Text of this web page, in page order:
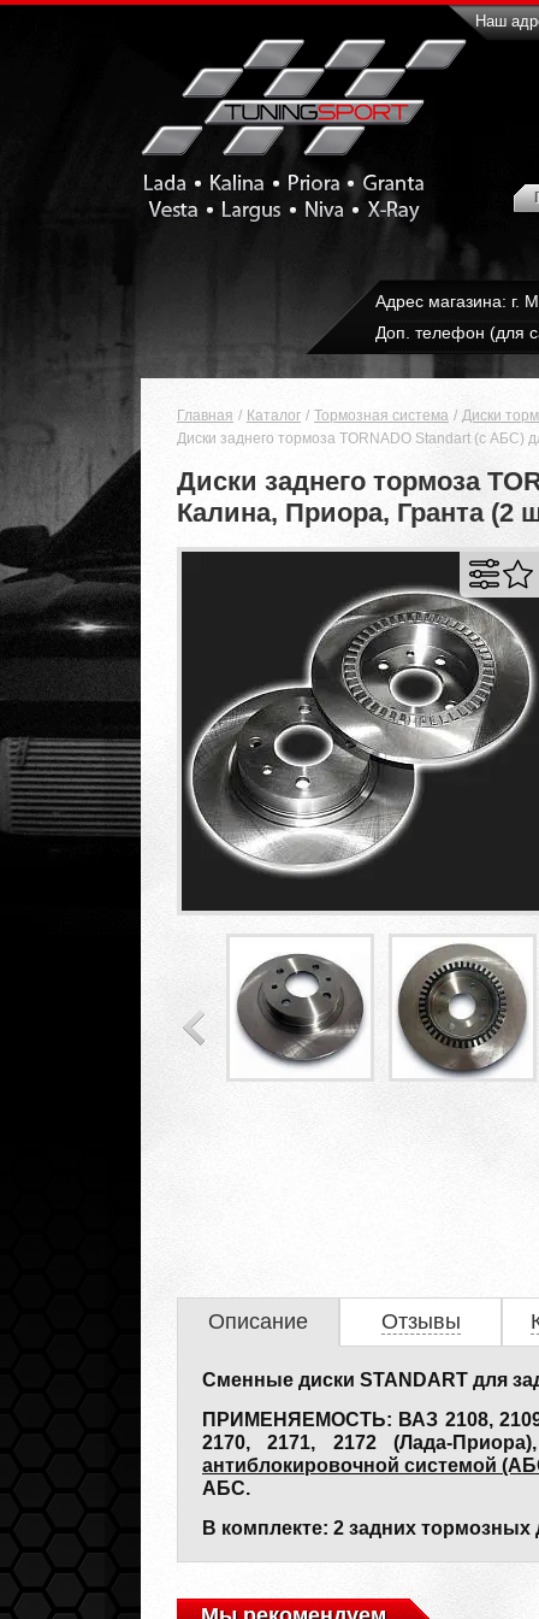
Наш
Адрес магазина: г.
Доп. телефон (для
Главная Каталог Тормозная система
Диски
Диски заднего тормоза TORNADO Standart (с АБС)
Диски заднего тормоза
Калина, Приора, Гранта (2
Описание Отзывы
Сменные диски STANDART для
ПРИМЕНЯЕМОСТЬ: ВАЗ 2108, 2109,
2170, 2171, 2172 (Лада-
антиблокировочной системой
АБС.
В комплекте: 2 задних тормозных